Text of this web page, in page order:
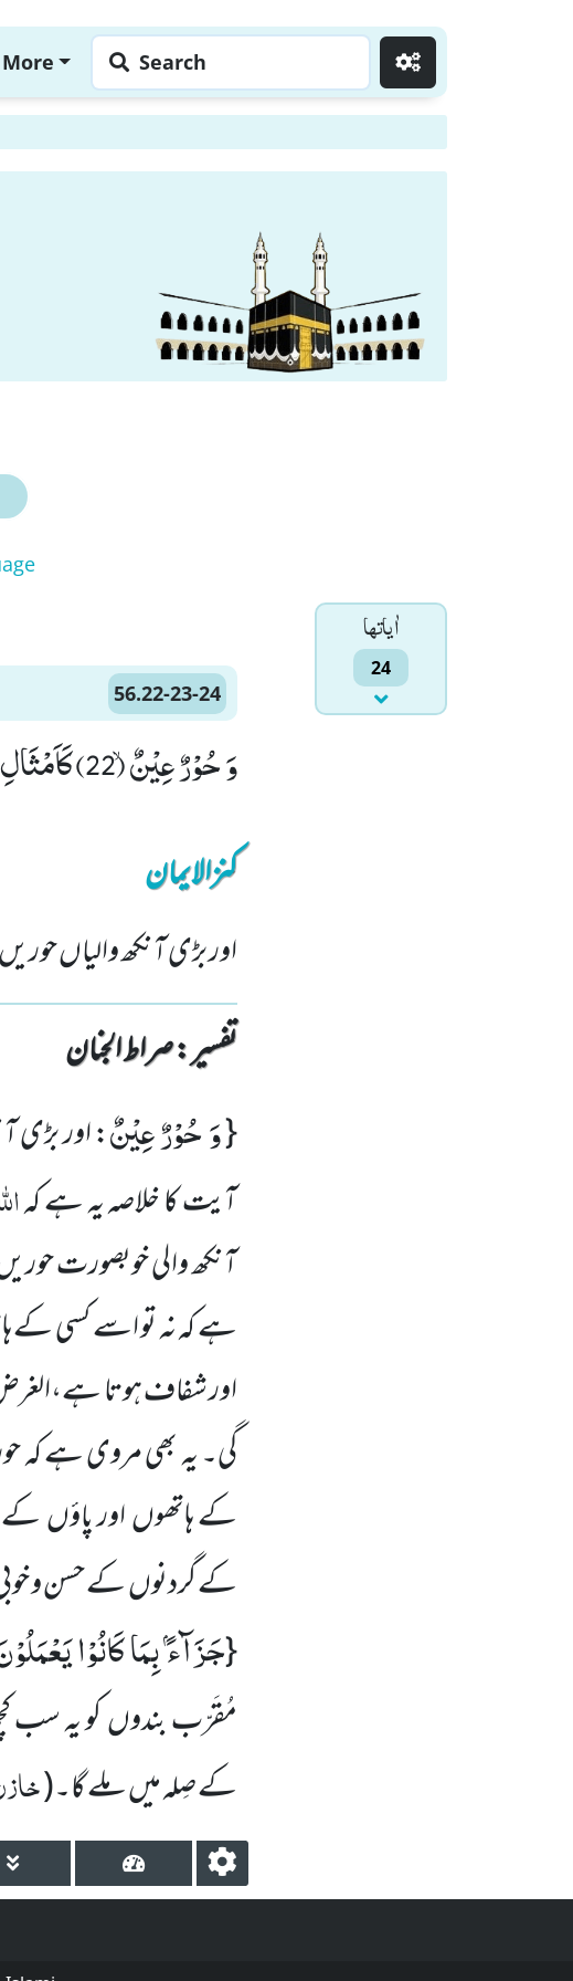
More Search
اٰياتها
24
56.22-23-24
وَ حُوْرٌ عِیْنٌۙ (22) كَاَمْثَالِ اللُّؤْلُوَٴ الْمَكْنُوْنِۚ (23) جَزَآءًۢ بِمَا كَانُوْا یَعْمَلُوْنَ(24)
کنزالایمان
اور بڑی آنکھ والیاں
تفسیر : ‎صراط الجنان
{وَ حُوْرٌ عِیْنٌ: اور بڑی
آیت کا خلاصہ یہ ہے کہ
آنکھ والی خوبصورت
ہے کہ نہ تو اسے کسی کے
اور شفاف ہوتا
گی۔ یہ بھی مروی ہے کہ
کے ہاتھوں اور پاؤں کے
کے گردنوں کے حسن و
{جَزَآءًۢ بِمَا كَانُوْا
مُقَرّب بندوں کو یہ سب
کے صِلہ میں ملے گا۔(